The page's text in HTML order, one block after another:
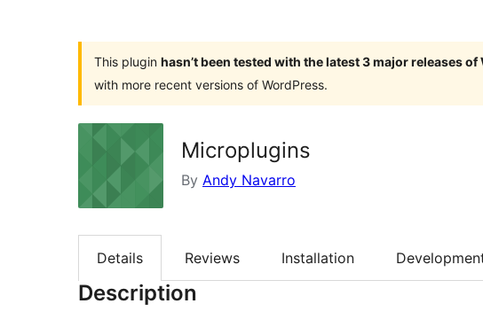
This plugin hasn’t been tested with the latest 3 major releases of
with more recent versions of WordPress.
Microplugins
By Andy Navarro
Details Reviews Installation
Description